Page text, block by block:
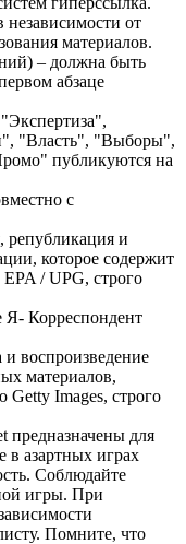
от
материалов.
– должна быть
абзаце
"Власть", "Выборы",
публикуются на
с
републикация и
которое содержит
/ UPG, строго
Я- Корреспондент
воспроизведение
материалов,
Images, строго
предназначены для
в азартных играх
Соблюдайте
игры. При
Помните, что